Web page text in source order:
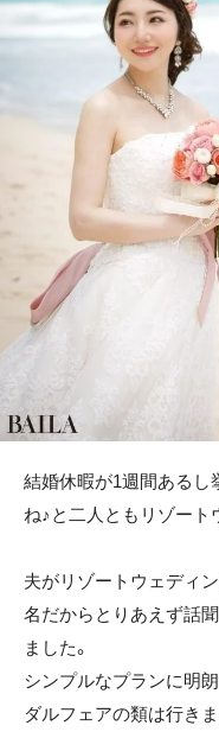
結婚休暇が1週間あるし
ね♪と二人ともリゾート
夫がリゾートウェディ
名だからとりあえず話
ました。
シンプルなプランに明
ダルフェアの類は行きま